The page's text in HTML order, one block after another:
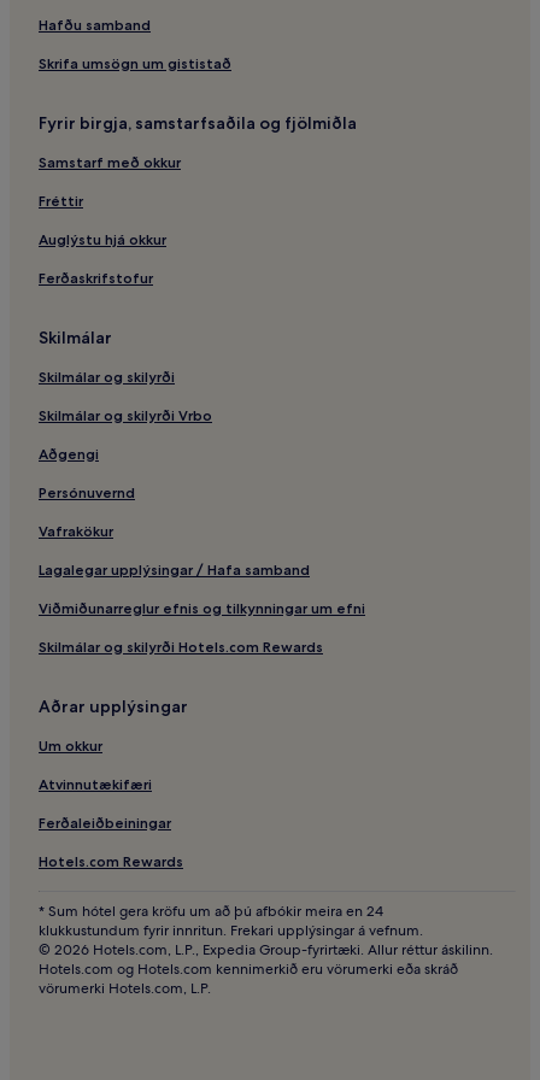
Hino – hótel
Katakura-Lestarstöðin – hótel í nágrenninu
Higashi-Nakagami-Lestarstöðin – hótel í nágrenninu
Tachihi lestarstöðin – hótel í nágrenninu
Kiyotaki-Lestarstöðin – hótel í nágrenninu
Takao Trick listasafnið – hótel í nágrenninu
Hafðu samband
Skrifa umsögn um gististað
Fyrir birgja, samstarfsaðila og fjölmiðla
Samstarf með okkur
Fréttir
Auglýstu hjá okkur
Ferðaskrifstofur
Skilmálar
Skilmálar og skilyrði
Skilmálar og skilyrði Vrbo
Aðgengi
Persónuvernd
Vafrakökur
Lagalegar upplýsingar / Hafa samband
Viðmiðunarreglur efnis og tilkynningar um efni
Skilmálar og skilyrði Hotels.com Rewards
Aðrar upplýsingar
Um okkur
Atvinnutækifæri
Ferðaleiðbeiningar
Hotels.com Rewards
* Sum hótel gera kröfu um að þú afbókir meira en 24
klukkustundum fyrir innritun. Frekari upplýsingar á vefnum.
© 2026 Hotels.com, L.P., Expedia Group-fyrirtæki. Allur réttur áskilinn.
Hotels.com og Hotels.com kennimerkið eru vörumerki eða skráð
vörumerki Hotels.com, L.P.